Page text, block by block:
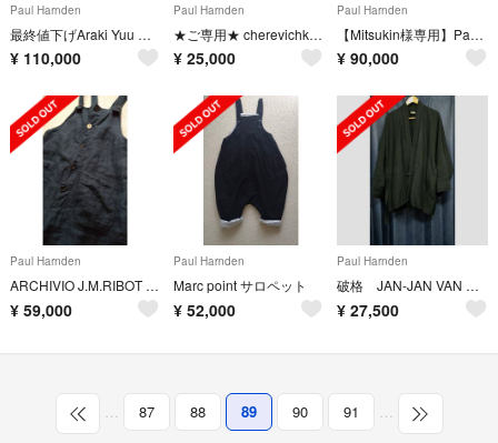
Paul Harnden
最終値下げAraki Yuu セットアップ
¥ 110,000
Paul Harnden
★ご専用★ cherevichkiotvichki コート
¥ 25,000
Paul Harnden
【Mitsukin様専用】Paul Harnden Belt Jean
¥ 90,000
Paul Harnden
ARCHIVIO J.M.RIBOT オーバーオール
¥ 59,000
Paul Harnden
Marc point サロペット
¥ 52,000
Paul Harnden
破格 JAN-JAN VAN ESSCHE 羽織ジャケット
¥ 27,500
… 87 88 89 90 91 …